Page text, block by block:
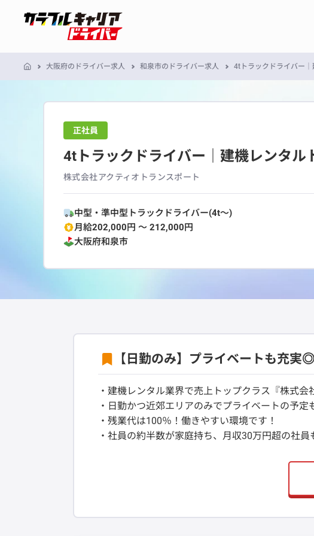
大阪府のドライバー求人 和泉市のドライバー求人 4tトラックドライバー
正社員
4tトラックドライバー｜建機レンタ
株式会社アクティオトランスポート
中型・準中型トラックドライバー(4t～)
月給202,000円 〜 212,000円
大阪府和泉市
【日勤のみ】プライベートも充
・建機レンタル業界で売上トップクラス『株式会
・日勤かつ近郊エリアのみでプライベートの予定
・残業代は100％！働きやすい環境です！
・社員の約半数が家庭持ち、月収30万円超の社員